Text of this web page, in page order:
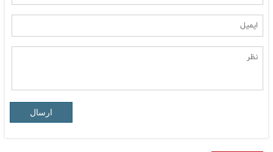
ارسال